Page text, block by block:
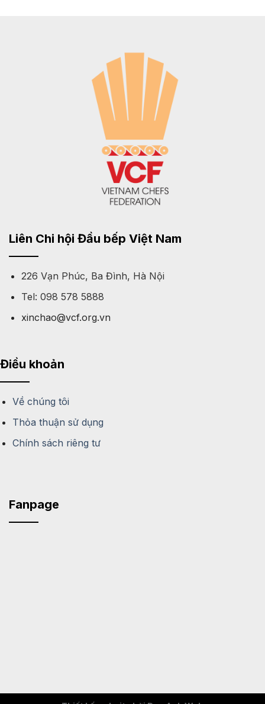
Liên Chi hội Đầu bếp Việt Nam
226 Vạn Phúc, Ba Đình, Hà Nội
Tel: 098 578 5888
xinchao@vcf.org.vn
Điều khoản
Về chúng tôi
Thỏa thuận sử dụng
Chính sách riêng tư
Fanpage